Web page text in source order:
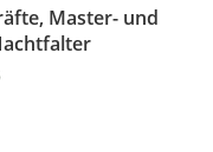
Master- und